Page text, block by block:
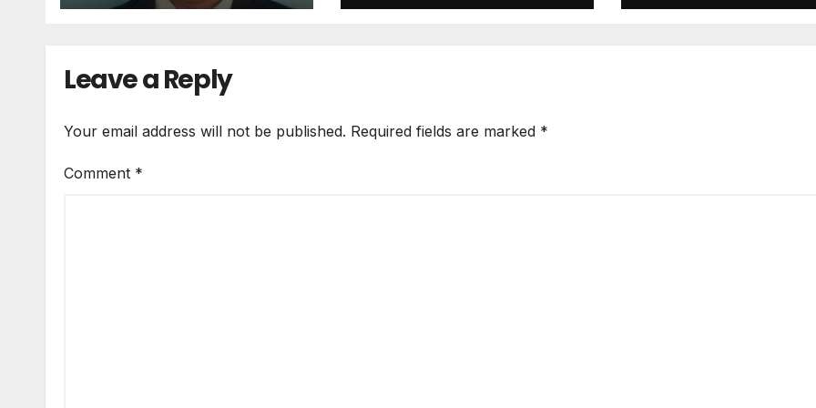
Semangat DALAM GUGATAN Sensus Ekonomi
Leave a Reply
Your email address will not be published. Required fields are marked *
Comment *